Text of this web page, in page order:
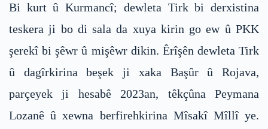
Bi kurt û Kurmancî; dewleta Tirk bi derxistina
teskera ji bo di sala da xuya kirin go ew û PKK
şerekî bi şêwr û mişêwr dikin. Êrîşên dewleta Tirk
û dagîrkirina beşek ji xaka Başûr û Rojava,
parçeyek ji hesabê 2023an, têkçûna Peymana
Lozanê û xewna berfirehkirina Mîsakî Mîllî ye.